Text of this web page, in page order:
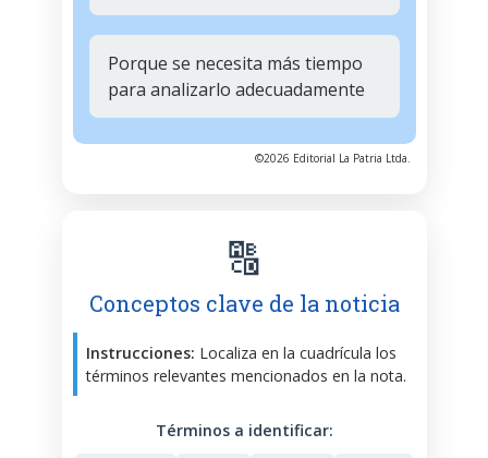
Porque se necesita más tiempo
para analizarlo adecuadamente
©2026 Editorial La Patria Ltda.
🔠
Conceptos clave de la noticia
Instrucciones: Localiza en la cuadrícula los
términos relevantes mencionados en la nota.
Términos a identificar: